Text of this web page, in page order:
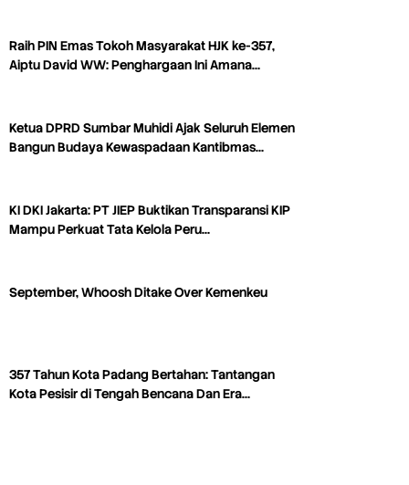
Raih PIN Emas Tokoh Masyarakat HJK ke-357,
Aiptu David WW: Penghargaan Ini Amana…
Ketua DPRD Sumbar Muhidi Ajak Seluruh Elemen
Bangun Budaya Kewaspadaan Kantibmas…
KI DKI Jakarta: PT JIEP Buktikan Transparansi KIP
Mampu Perkuat Tata Kelola Peru…
September, Whoosh Ditake Over Kemenkeu
357 Tahun Kota Padang Bertahan: Tantangan
Kota Pesisir di Tengah Bencana Dan Era…